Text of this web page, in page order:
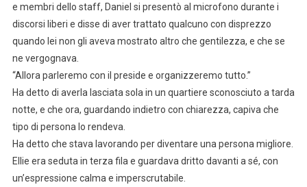
e membri dello staff, Daniel si presentò al microfono durante i
discorsi liberi e disse di aver trattato qualcuno con disprezzo
quando lei non gli aveva mostrato altro che gentilezza, e che se
ne vergognava.
“Allora parleremo con il preside e organizzeremo tutto.”
Ha detto di averla lasciata sola in un quartiere sconosciuto a tarda
notte, e che ora, guardando indietro con chiarezza, capiva che
tipo di persona lo rendeva.
Ha detto che stava lavorando per diventare una persona migliore.
Ellie era seduta in terza fila e guardava dritto davanti a sé, con
un’espressione calma e imperscrutabile.